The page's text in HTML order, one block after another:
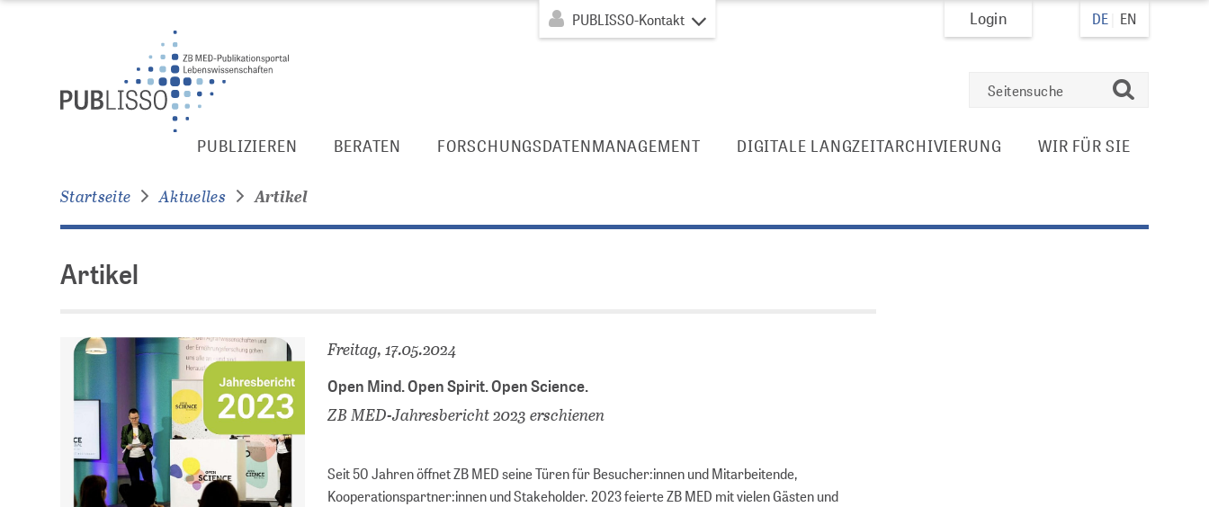
Seitennavigation
springen
springen
Login DE EN
suchen
PUBLIZIEREN BERATEN FORSCHUNGSDATENMANAGEMENT DIGITALE LANGZEITARCHIVIERUNG WIR FÜR SIE
Startseite Aktuelles Artikel
Artikel
Freitag, 17.05.2024
Open Mind. Open Spirit. Open Science.
ZB MED-Jahresbericht 2023 erschienen
Seit 50 Jahren öffnet ZB MED seine Türen für Besucher:innen und Mitarbeitende,
Kooperationspartner:innen und Stakeholder. 2023 feierte ZB MED mit vielen Gästen und
PUBLISSO-Kontakt